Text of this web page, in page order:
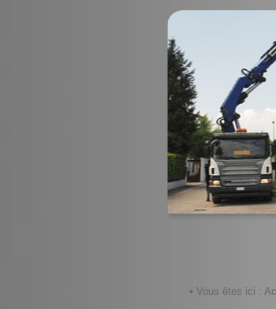
• Vous êtes ici :